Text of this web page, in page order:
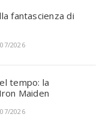
fantascienza di
2026
tempo: la
Maiden
2026